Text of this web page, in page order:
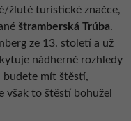
žluté turistické značce,
štramberská Trúba.
ze 13. století a už
nádherné rozhledy
budete mít štěstí,
však to štěstí bohužel